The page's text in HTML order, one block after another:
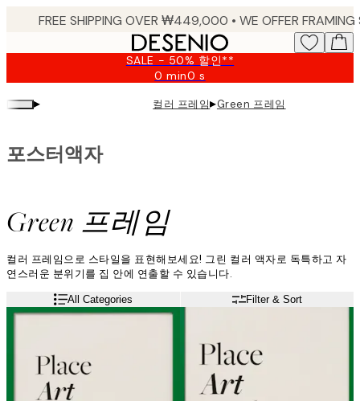
SALE - 50% 할인**
0 min0 s
Valid
until:
2026-
▸ 컬러 프레임▸Green 프레임
Green 프레임
포스터액자
컬러 프레임으로 스타일을 표현해보세요! 그린 컬러 액자로 독특하고 자
연스러운 분위기를 집 안에 연출할 수 있습니다.
All Categories Filter & Sort